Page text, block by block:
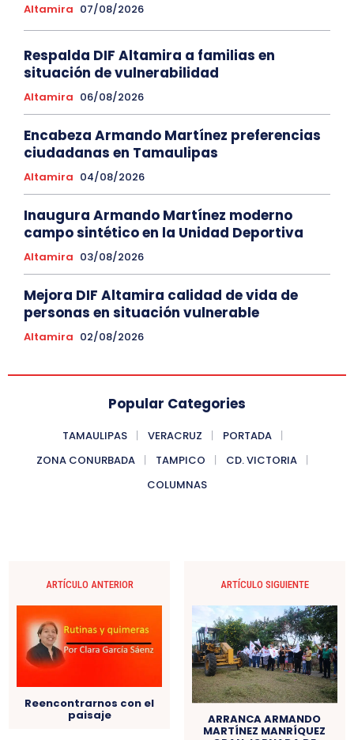
Altamira 07/08/2026
Respalda DIF Altamira a familias en
situación de vulnerabilidad
Altamira 06/08/2026
Encabeza Armando Martínez preferencias
ciudadanas en Tamaulipas
Altamira 04/08/2026
Inaugura Armando Martínez moderno
campo sintético en la Unidad Deportiva
Altamira 03/08/2026
Mejora DIF Altamira calidad de vida de
personas en situación vulnerable
Altamira 02/08/2026
Popular Categories
TAMAULIPAS VERACRUZ
PORTADA
ZONA CONURBADA
TAMPICO
CD. VICTORIA
COLUMNAS
ARTÍCULO ANTERIOR
Reencontrarnos con el
paisaje
ARTÍCULO SIGUIENTE
ARRANCA ARMANDO
MARTÍNEZ MANRÍQUEZ